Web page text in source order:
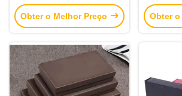
preta amigável de Eco para
relativo à promoção
Obter o Melhor Preço
cartão
a
Obter o